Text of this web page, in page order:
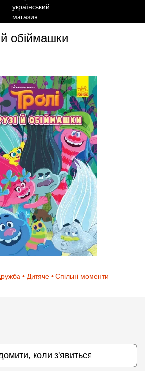
й обіймашки
• Дитяче • Спільні моменти
коли з'явиться